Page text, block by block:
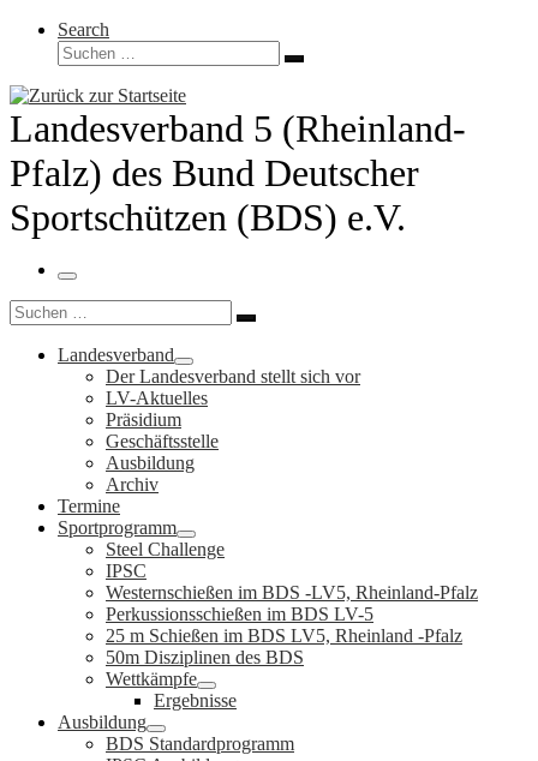
Search
Suche
Suchen …
Landesverband 5 (Rheinland-
Pfalz) des Bund Deutscher
Sportschützen (BDS) e.V.
Menü
Suche
Suchen …
Landesverband
Der Landesverband stellt sich vor
LV-Aktuelles
Präsidium
Geschäftsstelle
Ausbildung
Archiv
Termine
Sportprogramm
Steel Challenge
IPSC
Westernschießen im BDS -LV5, Rheinland-Pfalz
Perkussionsschießen im BDS LV-5
25 m Schießen im BDS LV5, Rheinland -Pfalz
50m Disziplinen des BDS
Wettkämpfe
Ergebnisse
Ausbildung
BDS Standardprogramm